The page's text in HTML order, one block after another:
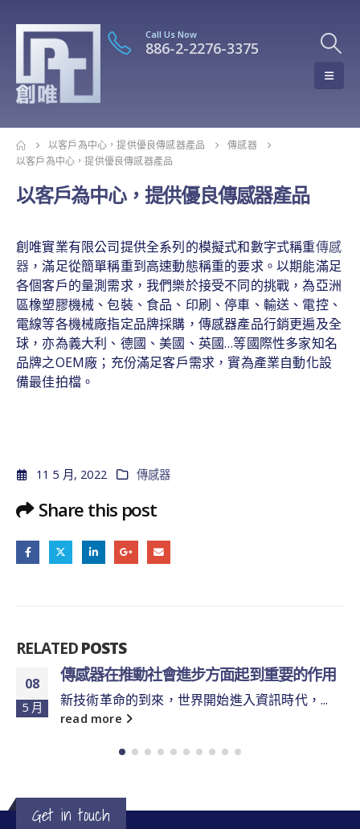
Call Us Now
886-2-2276-3375
以客戶為中心，提供優良傳感器產品
傳感器
以客戶為中心，提供優良傳感器產品
以客戶為中心，提供優良傳感器產品
創唯實業有限公司提供全系列的模擬式和數字式稱重傳感
器 ，滿足從簡單稱重到高速動態稱重的要求。以期能滿足
各個客戶的量測需求，我們樂於接受不同的挑戰，為亞洲
區橡塑膠機械、包裝、食品、印刷、停車、輸送、電控、
電線等各機械廠指定品牌採購，傳感器產品行銷更遍及全
球，亦為義大利、德國、美國、英國…等國際性多家知名
品牌之OEM廠；充份滿足客戶需求，實為產業自動化設
備最佳拍檔。
11 5 月, 2022 傳感器
Share this post
RELATEDPOSTS
08
5 月
傳感器在推動社會進步方面起到重要的作用
新技術革命的到來，世界開始進入資訊時代，...
read more
Get in touch